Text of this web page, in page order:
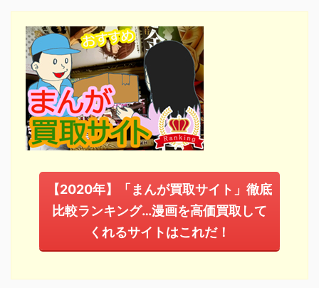
【2020年】「まんが買取サイト」徹底
比較ランキング…漫画を高価買取して
くれるサイトはこれだ！